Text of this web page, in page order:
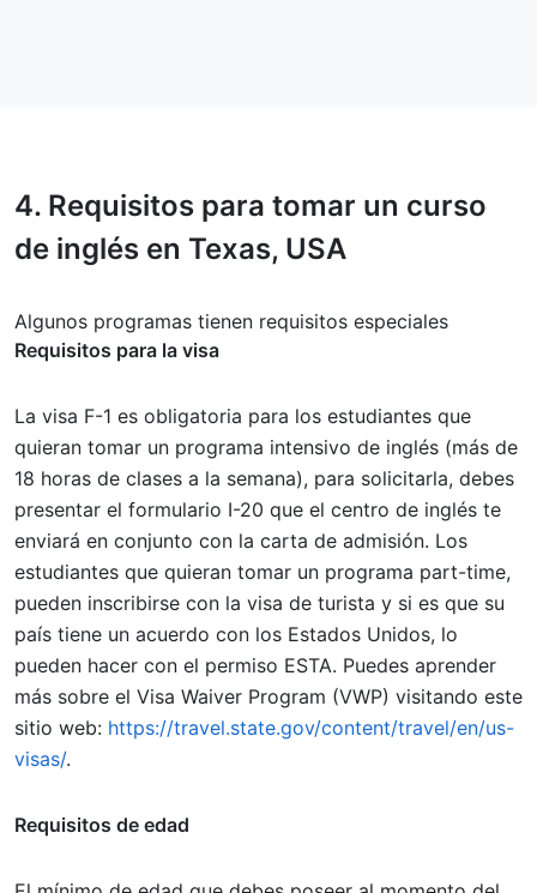
4. Requisitos para tomar un curso
de inglés en Texas, USA
Algunos programas tienen requisitos especiales
Requisitos para la visa
La visa F-1 es obligatoria para los estudiantes que
quieran tomar un programa intensivo de inglés (más de
18 horas de clases a la semana), para solicitarla, debes
presentar el formulario I-20 que el centro de inglés te
enviará en conjunto con la carta de admisión. Los
estudiantes que quieran tomar un programa part-time,
pueden inscribirse con la visa de turista y si es que su
país tiene un acuerdo con los Estados Unidos, lo
pueden hacer con el permiso ESTA. Puedes aprender
más sobre el Visa Waiver Program (VWP) visitando este
sitio web: https://travel.state.gov/content/travel/en/us-
visas/.
Requisitos de edad